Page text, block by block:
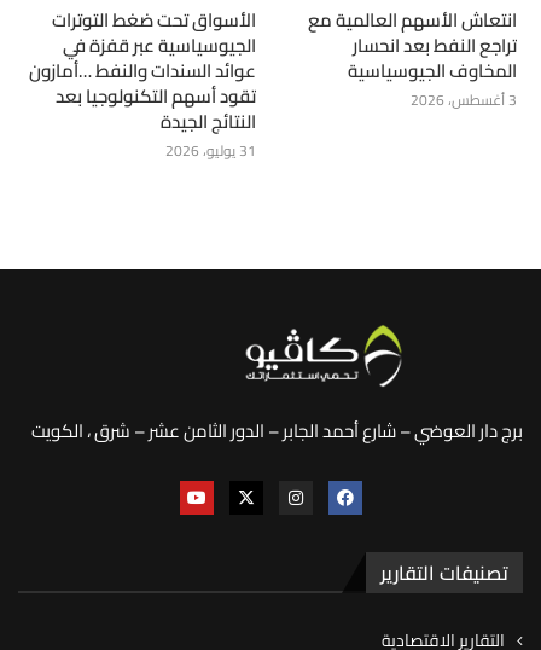
انتعاش الأسهم العالمية مع
تراجع النفط بعد انحسار
المخاوف الجيوسياسية
3 أغسطس، 2026
الأسواق تحت ضغط التوترات
الجيوسياسية عبر قفزة في
عوائد السندات والنفط …أمازون
تقود أسهم التكنولوجيا بعد
النتائج الجيدة
31 يوليو، 2026
برج دار العوضي – شارع أحمد الجابر – الدور الثامن عشر – شرق ، الكويت
تصنيفات التقارير
التقارير الاقتصادية